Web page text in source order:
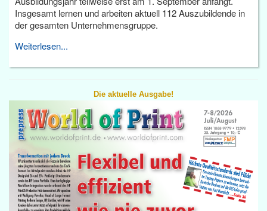
Insgesamt lernen und arbeiten aktuell 112 Auszubildende in
der gesamten Unternehmensgruppe.
Weiterlesen...
Die aktuelle Ausgabe!